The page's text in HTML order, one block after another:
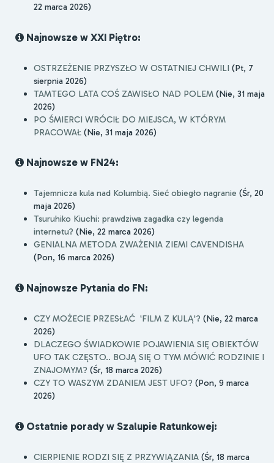
22 marca 2026)
Najnowsze w XXI Piętro:
OSTRZEŻENIE PRZYSZŁO W OSTATNIEJ CHWILI (Pt, 7
sierpnia 2026)
TAMTEGO LATA COŚ ZAWISŁO NAD POLEM (Nie, 31 maja
2026)
PO ŚMIERCI WRÓCIŁ DO MIEJSCA, W KTÓRYM
PRACOWAŁ (Nie, 31 maja 2026)
Najnowsze w FN24:
Tajemnicza kula nad Kolumbią. Sieć obiegło nagranie (Śr, 20
maja 2026)
Tsuruhiko Kiuchi: prawdziwa zagadka czy legenda
internetu? (Nie, 22 marca 2026)
GENIALNA METODA ZWAŻENIA ZIEMI CAVENDISHA
(Pon, 16 marca 2026)
Najnowsze Pytania do FN:
CZY MOŻECIE PRZESŁAĆ 'FILM Z KULĄ'? (Nie, 22 marca
2026)
DLACZEGO ŚWIADKOWIE POJAWIENIA SIĘ OBIEKTÓW
UFO TAK CZĘSTO.. BOJĄ SIĘ O TYM MÓWIĆ RODZINIE I
ZNAJOMYM? (Śr, 18 marca 2026)
CZY TO WASZYM ZDANIEM JEST UFO? (Pon, 9 marca
2026)
Ostatnie porady w Szalupie Ratunkowej:
CIERPIENIE RODZI SIĘ Z PRZYWIĄZANIA (Śr, 18 marca